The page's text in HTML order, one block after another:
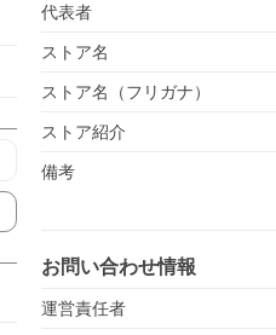
代表者
ストア名
ストア名（フリガナ）
ストア紹介
備考
お問い合わせ情報
運営責任者